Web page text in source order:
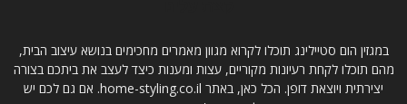
במגזין הום סטיילינג תוכלו לקרוא מגוון מאמרים מחכימים בנושא עיצוב הבית,
מהם תוכלו לקחת רעיונות מקוריים, עצות ומענות כיצד לעצב את ביתכם בצורה
יצירתית ויוצאת דופן. הכל כאן, באתר home-styling.co.il. אם גם לכם יש